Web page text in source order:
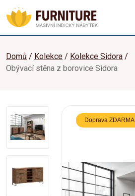
Domů Kolekce
Kolekce Sidora
Obývací stěna z borovice Sidora
Doprava ZDARMA